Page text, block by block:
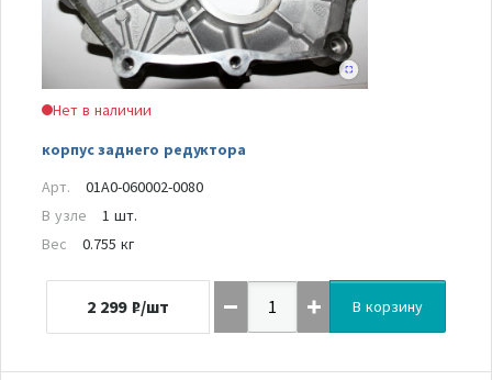
Нет в наличии
корпус заднего редуктора
Арт.
01A0-060002-0080
В узле
1 шт.
Вес
0.755 кг
2 299 ₽/шт В корзину